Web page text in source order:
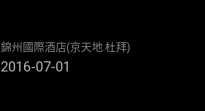
錦州國際酒店(京天地.杜拜)
2016-07-01